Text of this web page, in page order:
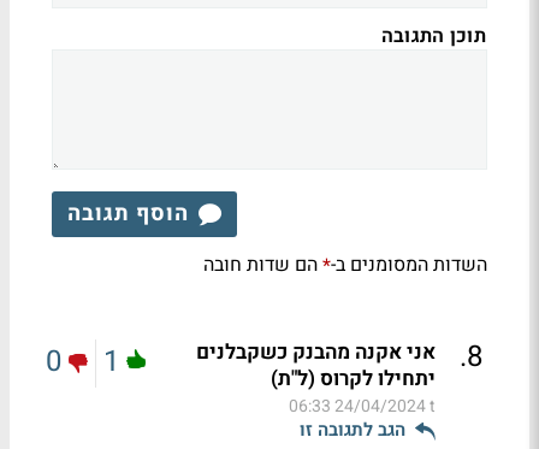
תוכן התגובה
הוסף תגובה
השדות המסומנים ב-*הם שדות חובה
8
.
אני אקנה מהבנק כשקבלנים
יתחילו לקרוס (ל"ת)
t
24/04/2024 06:33
הגב לתגובה זו
1
0